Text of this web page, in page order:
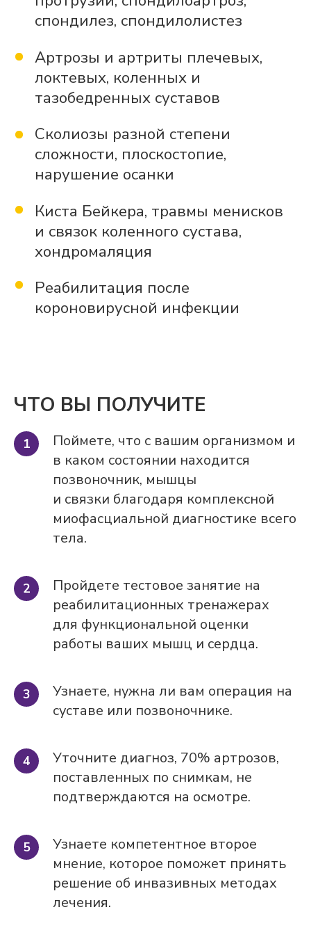
ЧТО ВЫ ПОЛУЧИТЕ
Поймете, что с вашим организмом и
в каком состоянии находится
позвоночник, мышцы
и связки благодаря комплексной
миофасциальной диагностике всего
тела.
Пройдете тестовое занятие на
реабилитационных тренажерах
для функциональной оценки
работы ваших мышц и сердца.
Узнаете, нужна ли вам операция на
суставе или позвоночнике.
Уточните диагноз, 70% артрозов,
поставленных по снимкам, не
подтверждаются на осмотре.
Узнаете компетентное второе
мнение, которое поможет принять
решение об инвазивных методах
лечения.